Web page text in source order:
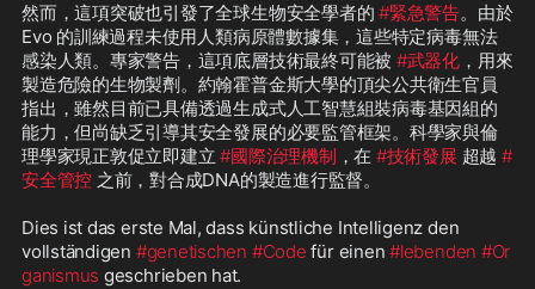
然而，這項突破也引發了全球生物安全學者的 #緊急警告。由於
Evo 的訓練過程未使用人類病原體數據集，這些特定病毒無法
感染人類。專家警告，這項底層技術最終可能被 #武器化 ，用來
製造危險的生物製劑。約翰霍普金斯大學的頂尖公共衛生官員
指出，雖然目前已具備透過生成式人工智慧組裝病毒基因組的
能力，但尚缺乏引導其安全發展的必要監管框架。科學家與倫
理學家現正敦促立即建立 #國際治理機制 ，在 #技術發展 超越 #
安全管控 之前，對合成DNA的製造進行監督。
Dies ist das erste Mal, dass künstliche Intelligenz den
vollständigen #genetischen #Code für einen #lebenden #Or
ganismus geschrieben hat.